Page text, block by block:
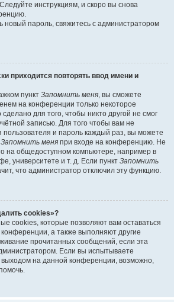
инструкциям, и скоро вы снова
новый пароль, свяжитесь с администратором
приходится повторять ввод имени и
пункт Запомнить меня, вы сможете
на конференции только некоторое
для того, чтобы никто другой не смог
записью. Для того чтобы вам не
пользователя и пароль каждый раз, вы можете
Запомнить меня при входе на конференцию. Не
на общедоступном компьютере, например в
университете и т. д. Если пункт Запомнить
что администратор отключил эту функцию.
cookies»?
cookies, которые позволяют вам оставаться
а также выполняют другие
прочитанных сообщений, если эта
Если вы испытываете
выходом на данной конференции, возможно,